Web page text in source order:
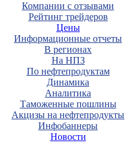
Компании с отзывами
Рейтинг трейдеров
Цены
Информационные отчеты
В регионах
На НПЗ
По нефтепродуктам
Динамика
Аналитика
Таможенные пошлины
Акцизы на нефтепродукты
Инфобаннеры
Новости